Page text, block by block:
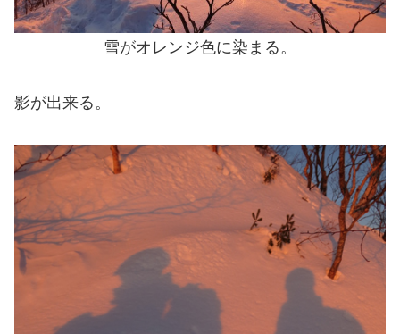
雪がオレンジ色に染まる。
影が出来る。